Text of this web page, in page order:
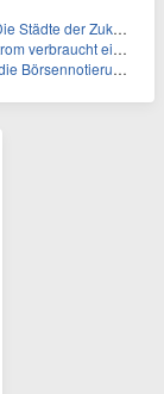
Zukunft sind grün-blau
ein Aufzug im Gebäude
Wertpapierbörse bekannt